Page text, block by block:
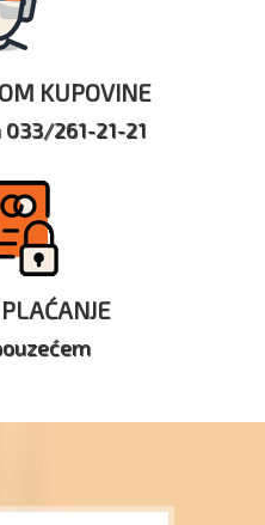
KUPOVINE
261-21-21